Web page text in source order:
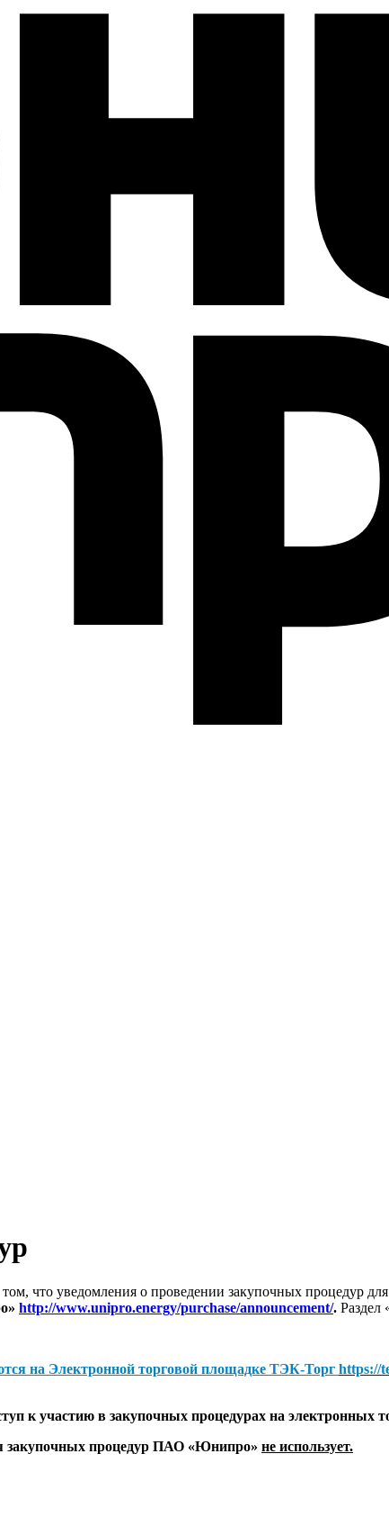
что уведомления о проведении закупочных процедур
http://www.unipro.energy/purchase/announcement/. Раздел
на Электронной торговой площадке ТЭК-Торг https://
к участию в закупочных процедурах на электронных
закупочных процедур ПАО «Юнипро» не использует.